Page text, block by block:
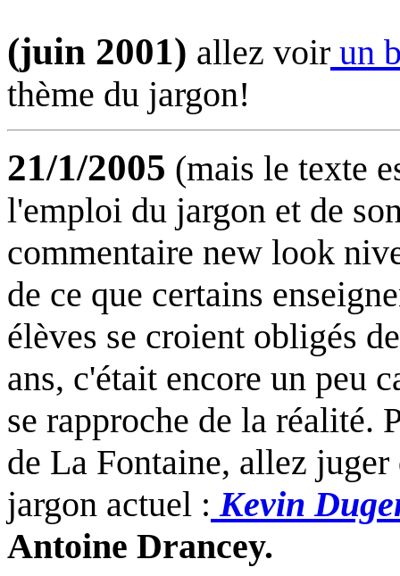
(juin 2001) allez voir un
thème du jargon!
21/1/2005 (mais le texte
l'emploi du jargon et de
commentaire new look
de ce que certains
élèves se croient obligés
ans, c'était encore un peu
se rapproche de la réalité.
de La Fontaine, allez
jargon actuel : Kevin
Antoine Drancey.